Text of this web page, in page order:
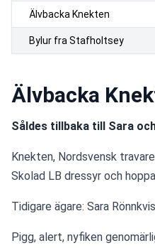
Älvbacka Knekten
Bylur fra Stafholtsey
Älvbacka
Såldes tillbaka till Sara
Knekten, Nordsvensk
Skolad LB dressyr och
Tidigare ägare: Sara
Pigg, alert, nyfiken